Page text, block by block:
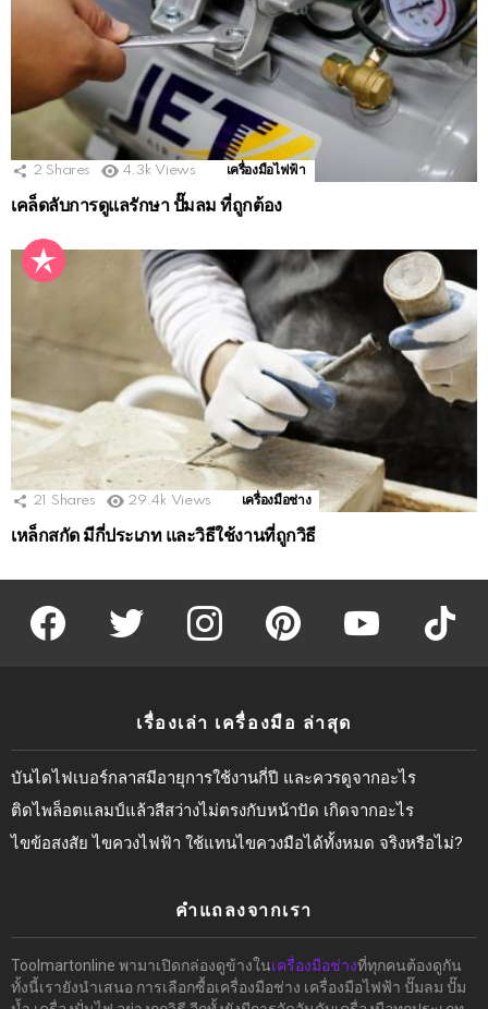
2 Shares 4.3k Views เครื่องมือไฟฟ้า
เคล็ดลับการดูแลรักษา ปั๊มลม ที่ถูกต้อง
21 Shares 29.4k Views เครื่องมือช่าง
เหล็กสกัด มีกี่ประเภท และวิธีใช้งานที่ถูกวิธี
facebook twitter instagram pinterest youtube tiktok
เรื่องเล่า เครื่องมือ ล่าสุด
บันไดไฟเบอร์กลาสมีอายุการใช้งานกี่ปี และควรดูจากอะไร
ติดไพล็อตแลมป์แล้วสีสว่างไม่ตรงกับหน้าปัด เกิดจากอะไร
ไขข้อสงสัย ไขควงไฟฟ้า ใช้แทนไขควงมือได้ทั้งหมด จริงหรือไม่?
คำแถลงจากเรา
Toolmartonline พามาเปิดกล่องดูข้างในเครื่องมือช่างที่ทุกคนต้องดูกัน
ทั้งนี้เรายังนำเสนอ การเลือกซื้อเครื่องมือช่าง เครื่องมือไฟฟ้า ปั๊มลม ปั๊ม